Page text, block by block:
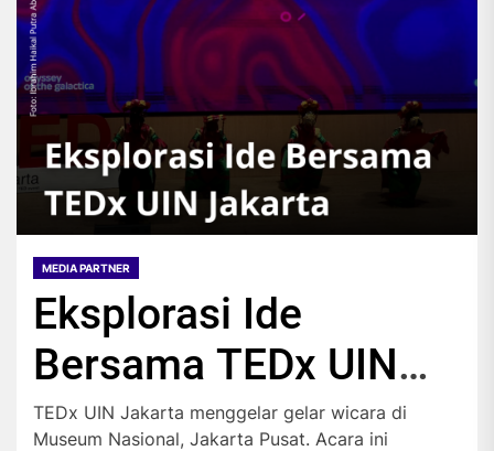
MEDIA PARTNER
Eksplorasi Ide
Bersama TEDx UIN
Jakarta
TEDx UIN Jakarta menggelar gelar wicara di
Museum Nasional, Jakarta Pusat. Acara ini